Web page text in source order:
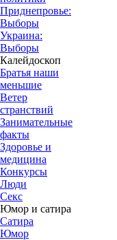
Приднепровье:
Выборы
Украина:
Выборы
Калейдоскоп
Братья наши
меньшие
Ветер
странствий
Занимательные
факты
Здоровье и
медицина
Конкурсы
Люди
Секс
Юмор и сатира
Сатира
Юмор